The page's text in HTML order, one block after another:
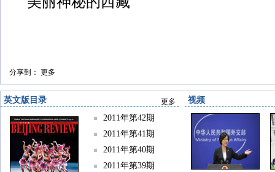
分享到： 更多
英文版目录 更多
2011年第42期
2011年第41期
2011年第40期
2011年第39期
视频